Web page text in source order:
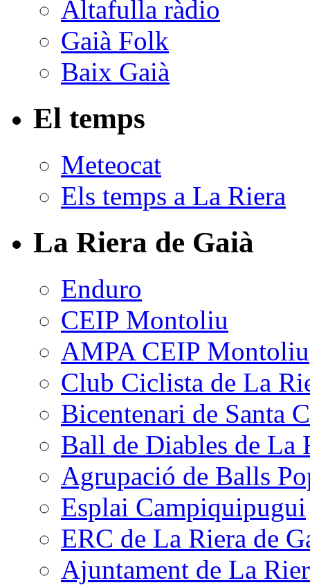
Altafulla ràdio
Gaià Folk
Baix Gaià
El temps
Meteocat
Els temps a La Riera
La Riera de Gaià
Enduro
CEIP Montoliu
AMPA CEIP Montoliu
Club Ciclista de La
Bicentenari de Santa
Ball de Diables de La
Agrupació de Balls
Esplai Campiquipugui
ERC de La Riera de
Ajuntament de La